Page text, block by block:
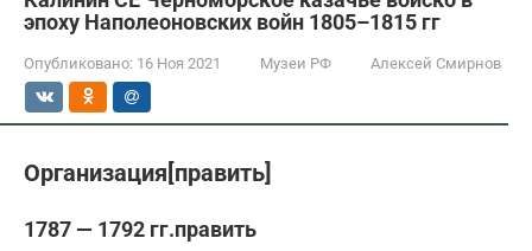
эпоху Наполеоновских войн 1805–1815 гг
Опубликовано: 16 Ноя 2021 Музеи РФ Алексей Смирнов
Организация[править]
1787 — 1792 гг.править